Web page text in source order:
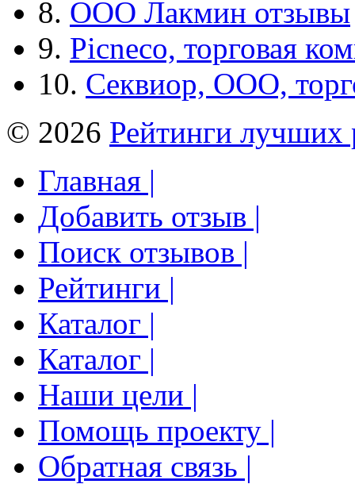
8. ООО Лакмин отзывы
9. Picneco, торговая
10. Секвиор, ООО,
© 2026 Рейтинги лучших
Главная |
Добавить отзыв |
Поиск отзывов |
Рейтинги |
Каталог |
Каталог |
Наши цели |
Помощь проекту |
Обратная связь |